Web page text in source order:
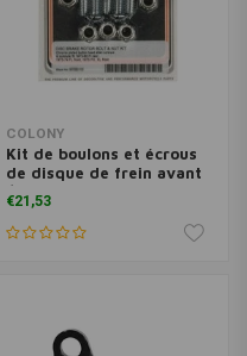
COLONY
Kit de boulons et écrous
de disque de frein avant
/ arrière 73-74 FL; 1973
FX, XL; 73-80 FL
€21,53